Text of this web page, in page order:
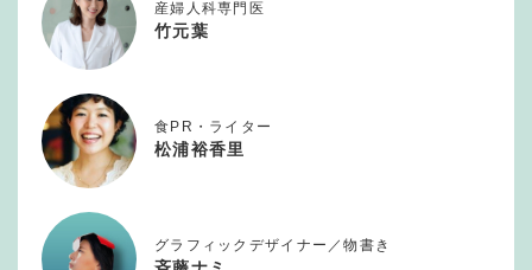
産婦人科専門医
竹元葉
食PR・ライター
松浦裕香里
グラフィックデザイナー／物書き